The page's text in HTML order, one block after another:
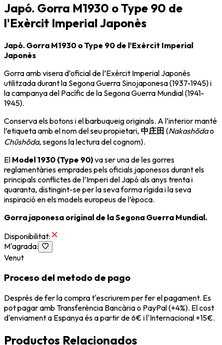
Japó. Gorra M1930 o Type 90 de
l'Exèrcit Imperial Japonès
Japó. Gorra M1930 o Type 90 de l’Exèrcit Imperial
Japonès
Gorra amb visera d’oficial de l’Exèrcit Imperial Japonès
utilitzada durant la Segona Guerra Sinojaponesa(1937-1945) i
la campanya del Pacífic de la Segona Guerra Mundial(1941-
1945).
Conserva els botons i el barbuqueig originals. A l’interior manté
l’etiqueta amb el nom del seu propietari, 中庄田 (Nakashōdao
Chūshōda, segons la lectura del cognom).
El Model 1930 (Type 90)va ser una de les gorres
reglamentàries emprades pels oficials japonesos durant els
principals conflictes de l’Imperi del Japó als anys trenta i
quaranta, distingint-se per la seva forma rígida i la seva
inspiració en els models europeus de l’època.
Gorra japonesa original de la Segona Guerra Mundial.
Disponibilitat:
M'agrada:
Venut
Proceso del metodo de pago
Després de fer la compra t'escriurem per fer el pagament. Es
pot pagar amb Transferència Bancària o PayPal (+4%). El cost
d'enviament a Espanya és a partir de 6€ i l'Internacional +15€.
Productos Relacionados